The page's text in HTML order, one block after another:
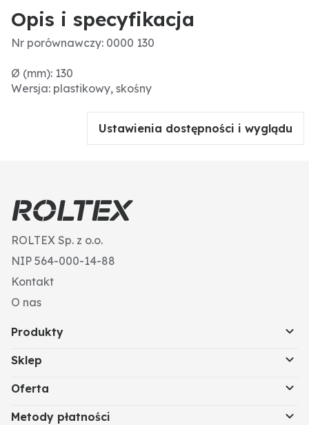
Opis i specyfikacja
Nr porównawczy: 0000 130
Ø (mm): 130
Wersja: plastikowy, skośny
Ustawienia dostępności i wyglądu
ROLTEX Sp. z o.o.
NIP 564-000-14-88
Kontakt
O nas
Produkty
Sklep
Oferta
Metody płatności